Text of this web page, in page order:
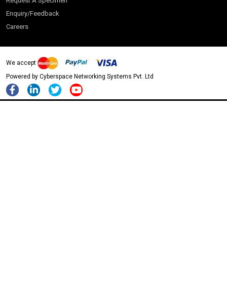
S Chand - Humanities & Social Sciences 2026
S Chand - Life Sciences 2026
Vikas - Science 2026
Enquiry/Feedback
Careers
We accept
Powered by Cyberspace Networking Systems Pvt. Ltd